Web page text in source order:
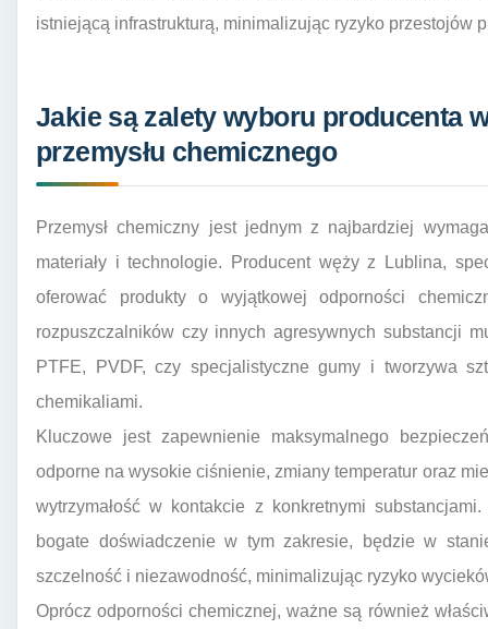
istniejącą infrastrukturą, minimalizując ryzyko przestojów
Jakie są zalety wyboru producenta
przemysłu chemicznego
Przemysł chemiczny jest jednym z najbardziej
materiały i technologie. Producent węży z Lublina,
oferować produkty o wyjątkowej odporności
rozpuszczalników czy innych agresywnych substancji
PTFE, PVDF, czy specjalistyczne gumy i tworzywa
chemikaliami.
Kluczowe jest zapewnienie maksymalnego
odporne na wysokie ciśnienie, zmiany temperatur oraz
wytrzymałość w kontakcie z konkretnymi
bogate doświadczenie w tym zakresie, będzie w
szczelność i niezawodność, minimalizując ryzyko
Oprócz odporności chemicznej, ważne są również